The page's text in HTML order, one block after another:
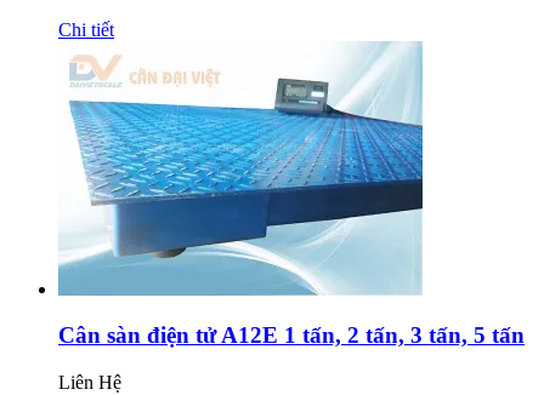
Chi tiết
Cân sàn điện tử A12E 1 tấn, 2 tấn, 3 tấn, 5 tấn
Liên Hệ